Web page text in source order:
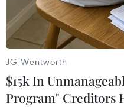
hội.
JG Wentworth
$15k In
Program" Creditors